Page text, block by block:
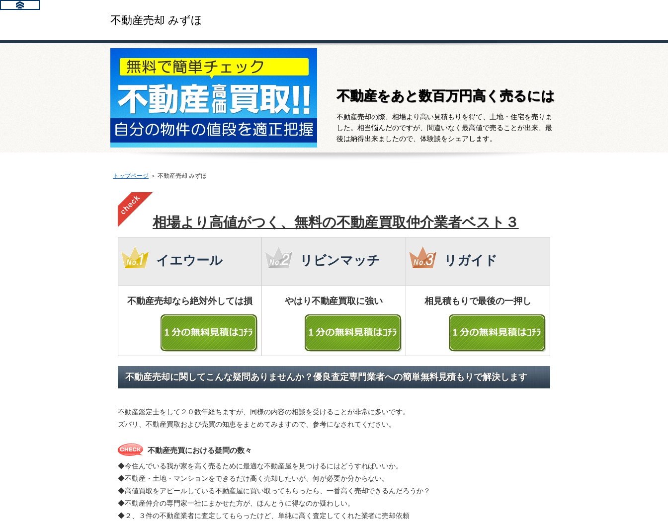
不動産売却 みずほ
不動産をあと数百万円高く売るには
不動産売却の際、相場より高い見積もりを得て、土地・住宅を売りま
した。相当悩んだのですが、間違いなく最高値で売ることが出来、最
後は納得出来ましたので、体験談をシェアします。
トップページ ＞ 不動産売却 みずほ
相場より高値がつく、無料の不動産買取仲介業者ベスト３
イエウール リビンマッチ リガイド
不動産売却なら絶対外しては損 やはり不動産買取に強い 相見積もりで最後の一押し
不動産売却に関してこんな疑問ありませんか？優良査定専門業者への簡単無料見積もりで解決します
不動産鑑定士をして２０数年経ちますが、同様の内容の相談を受けることが非常に多いです。
ズバリ、不動産買取および売買の知恵をまとめてみますので、参考になされてください。
不動産売買における疑問の数々
◆今住んでいる我が家を高く売るために最適な不動産屋を見つけるにはどうすればいいか。
◆不動産・土地・マンションをできるだけ高く売却したいが、何が必要か分からない。
◆高値買取をアピールしている不動産屋に買い取ってもらったら、一番高く売却できるんだろうか？
◆不動産仲介の専門家一社にまかせた方が、ほんとうに得なのか疑わしい。
◆２、３件の不動産業者に査定してもらったけど、単純に高く査定してくれた業者に売却依頼